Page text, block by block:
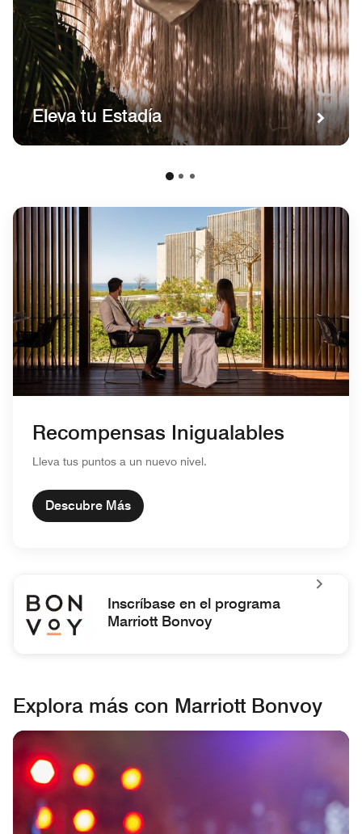
Eleva tu Estadía
Recompensas Inigualables
Lleva tus puntos a un nuevo nivel.
Descubre Más
Inscríbase en el programa
Marriott Bonvoy
Explora más con Marriott Bonvoy